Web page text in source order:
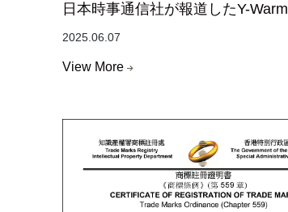
日本時事通信社が報道したY-Warm
2025.06.07
View More